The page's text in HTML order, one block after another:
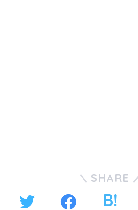
SHARE